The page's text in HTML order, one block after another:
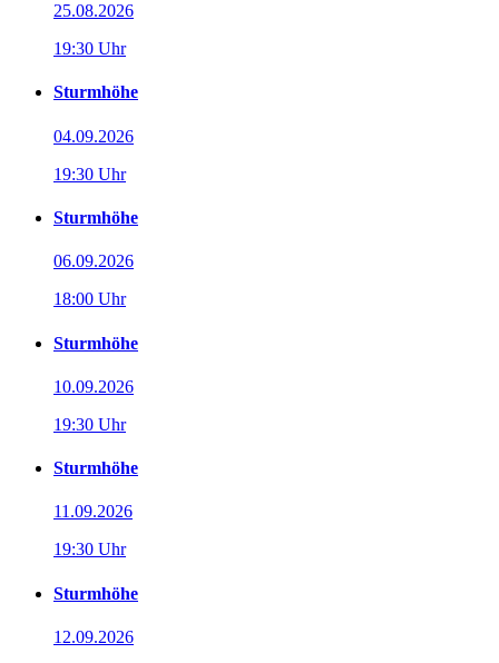
25.08.2026
19:30 Uhr
Sturmhöhe
04.09.2026
19:30 Uhr
Sturmhöhe
06.09.2026
18:00 Uhr
Sturmhöhe
10.09.2026
19:30 Uhr
Sturmhöhe
11.09.2026
19:30 Uhr
Sturmhöhe
12.09.2026